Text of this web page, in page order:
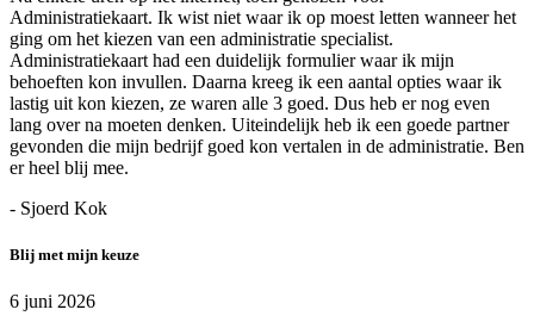
Administratiekaart. Ik wist niet waar ik op moest letten wanneer het
ging om het kiezen van een administratie specialist.
Administratiekaart had een duidelijk formulier waar ik mijn
behoeften kon invullen. Daarna kreeg ik een aantal opties waar ik
lastig uit kon kiezen, ze waren alle 3 goed. Dus heb er nog even
lang over na moeten denken. Uiteindelijk heb ik een goede partner
gevonden die mijn bedrijf goed kon vertalen in de administratie. Ben
er heel blij mee.
- Sjoerd Kok
Blij met mijn keuze
6 juni 2026